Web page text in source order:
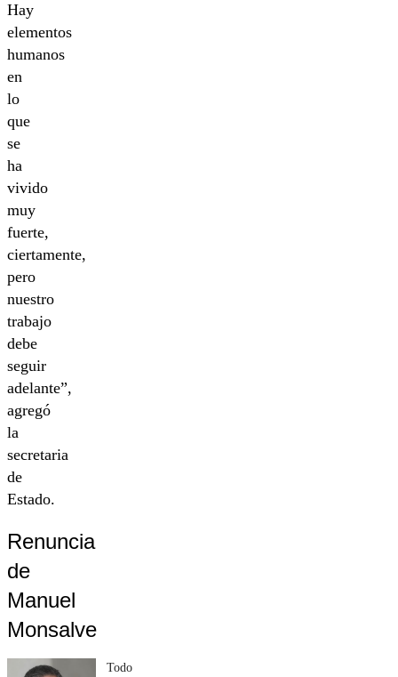
Hay
elementos
humanos
en
lo
que
se
ha
vivido
muy
fuerte,
ciertamente,
pero
nuestro
trabajo
debe
seguir
adelante”,
agregó
la
secretaria
de
Estado.
Renuncia
de
Manuel
Monsalve
Todo